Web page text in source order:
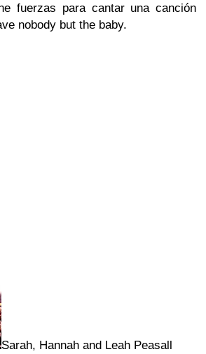
fuerzas para cantar una canción
nobody but the baby.
Sarah, Hannah and Leah Peasall